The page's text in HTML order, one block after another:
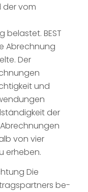
der vom
BEST
Abrechnung
Der
und
der
von vier
erheben.
Die
be-